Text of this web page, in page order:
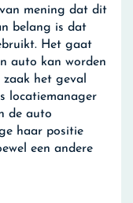
mening dat dit
belang is dat
Het gaat
auto kan worden
het geval
locatiemanager
de auto
haar positie
een andere